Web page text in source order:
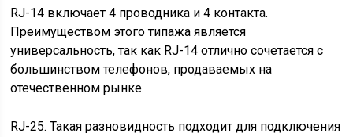
RJ-14 включает 4 проводника и 4 контакта.
Преимуществом этого типажа является
универсальность, так как RJ-14 отлично сочетается с
большинством телефонов, продаваемых на
отечественном рынке.
RJ-25. Такая разновидность подходит для подключения